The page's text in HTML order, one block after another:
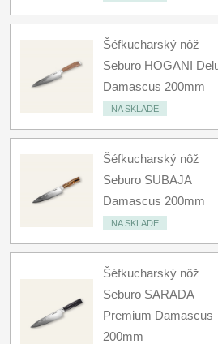
Šéfkucharský nôž
Seburo HOGANI
Damascus 200mm
NA SKLADE
Šéfkucharský nôž
Seburo SUBAJA
Damascus 200mm
NA SKLADE
Šéfkucharský nôž
Seburo SARADA
Premium Damascus
200mm